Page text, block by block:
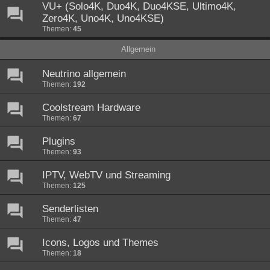
VU+ (Solo4K, Duo4K, Duo4KSE, Ultimo4K,
Zero4K, Uno4K, Uno4KSE)
Themen: 45
Allgemein
Neutrino allgemein
Themen: 192
Coolstream Hardware
Themen: 67
Plugins
Themen: 93
IPTV, WebTV und Streaming
Themen: 125
Senderlisten
Themen: 47
Icons, Logos und Themes
Themen: 18